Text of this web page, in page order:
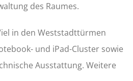
des Raumes.
in den Weststadttürmen
und iPad-Cluster sowie
Ausstattung. Weitere